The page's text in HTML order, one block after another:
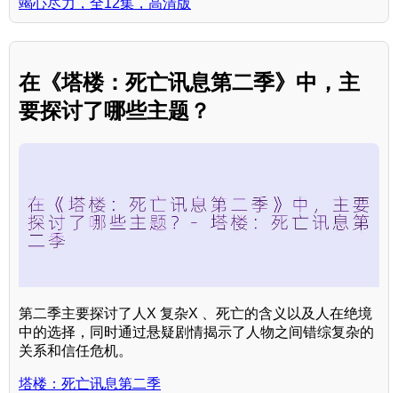
在《塔楼：死亡讯息第二季》中，主
要探讨了哪些主题？
第二季主要探讨了人X 复杂X 、死亡的含义以及人在绝境
中的选择，同时通过悬疑剧情揭示了人物之间错综复杂的
关系和信任危机。
塔楼：死亡讯息第二季